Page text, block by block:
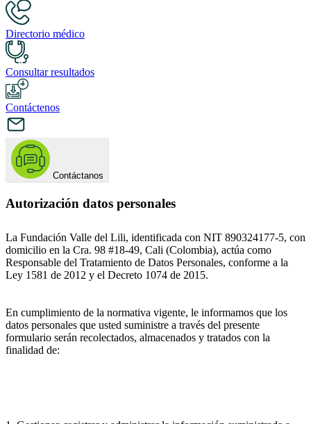
Directorio médico
Consultar resultados
Contáctenos
Contáctanos
Autorización datos personales
La Fundación Valle del Lili, identificada con NIT 890324177-5, con
domicilio en la Cra. 98 #18-49, Cali (Colombia), actúa como
Responsable del Tratamiento de Datos Personales, conforme a la
Ley 1581 de 2012 y el Decreto 1074 de 2015.
En cumplimiento de la normativa vigente, le informamos que los
datos personales que usted suministre a través del presente
formulario serán recolectados, almacenados y tratados con la
finalidad de: